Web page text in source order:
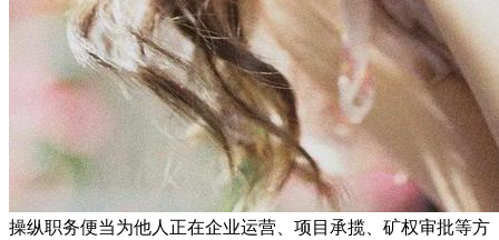
操纵职务便当为他人正在企业运营、项目承揽、矿权审批等方